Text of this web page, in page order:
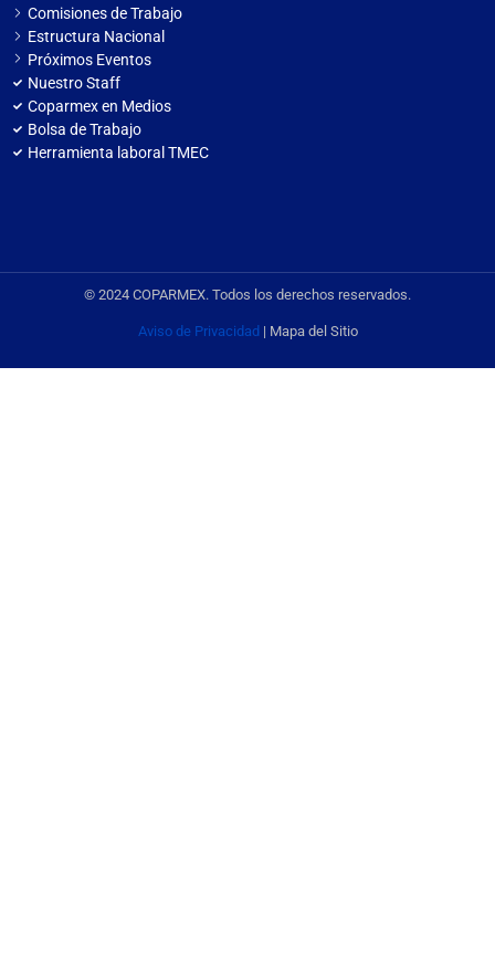
Comisiones de Trabajo
Estructura Nacional
Próximos Eventos
Nuestro Staff
Coparmex en Medios
Bolsa de Trabajo
Herramienta laboral TMEC
© 2024 COPARMEX. Todos los derechos reservados.
Aviso de Privacidad| Mapa del Sitio